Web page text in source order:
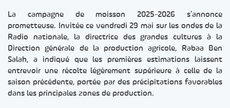
La campagne de moisson 2025-2026 s’annonce
prometteuse. Invitée ce vendredi 29 mai sur les ondes de la
Radio nationale, la directrice des grandes cultures à la
Direction générale de la production agricole, Rabaa Ben
Salah, a indiqué que les premières estimations laissent
entrevoir une récolte légèrement supérieure à celle de la
saison précédente, portée par des précipitations favorables
dans les principales zones de production.